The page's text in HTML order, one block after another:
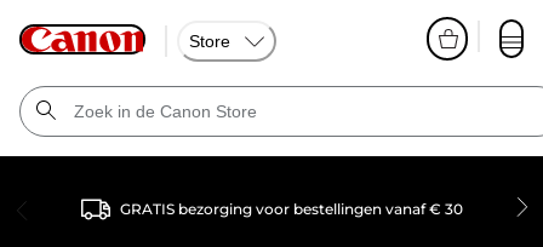
Store
GRATIS bezorging voor bestellingen vanaf € 30